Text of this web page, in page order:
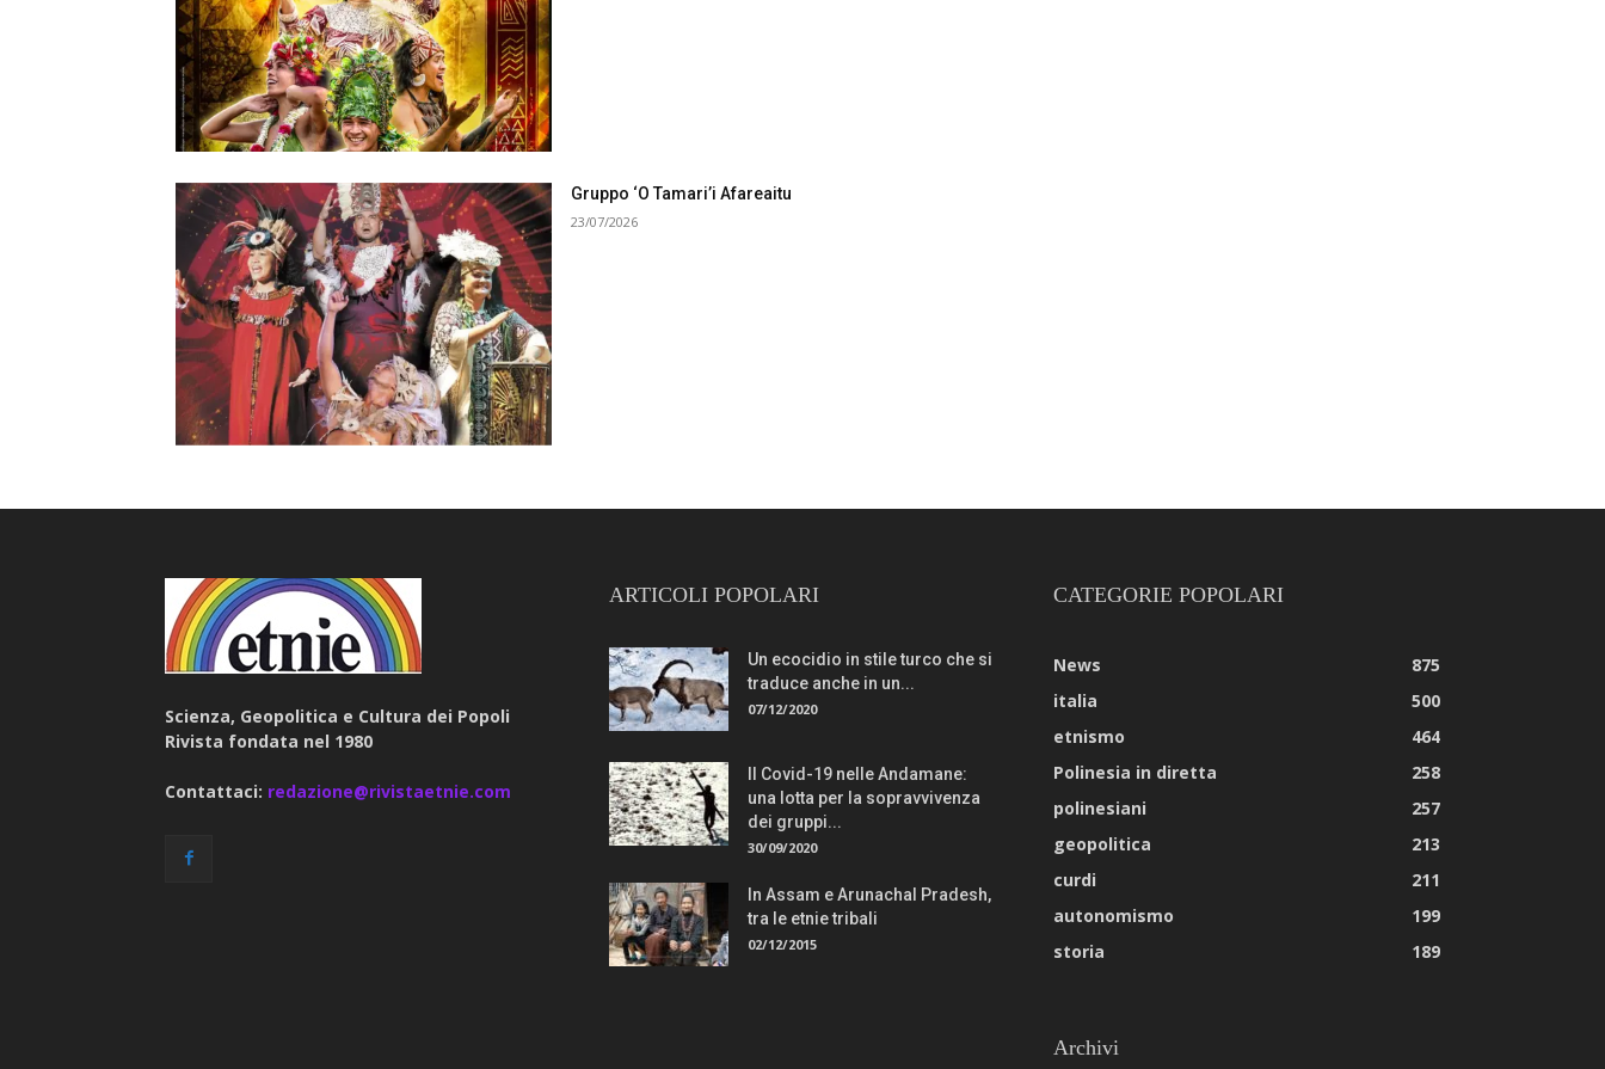
Gruppo ‘O Tamari’i Afareaitu
23/07/2026
Scienza, Geopolitica e Cultura dei Popoli
Rivista fondata nel 1980
Contattaci: redazione@rivistaetnie.com
ARTICOLI POPOLARI
Un ecocidio in stile turco che si
traduce anche in un...
07/12/2020
Il Covid-19 nelle Andamane:
una lotta per la sopravvivenza
dei gruppi...
30/09/2020
In Assam e Arunachal Pradesh,
tra le etnie tribali
02/12/2015
CATEGORIE POPOLARI
News
875
italia
500
etnismo
464
Polinesia in diretta
258
polinesiani
257
geopolitica
213
curdi
211
autonomismo
199
storia
189
Archivi